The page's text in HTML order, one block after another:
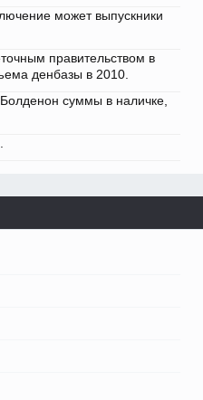
может выпускники
правительством в
денбазы в 2010.
суммы в наличке,